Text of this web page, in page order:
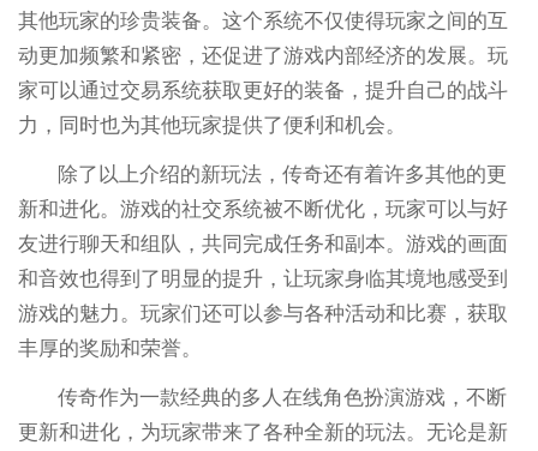
其他玩家的珍贵装备。这个系统不仅使得玩家之间的互
动更加频繁和紧密，还促进了游戏内部经济的发展。玩
家可以通过交易系统获取更好的装备，提升自己的战斗
力，同时也为其他玩家提供了便利和机会。
除了以上介绍的新玩法，传奇还有着许多其他的更
新和进化。游戏的社交系统被不断优化，玩家可以与好
友进行聊天和组队，共同完成任务和副本。游戏的画面
和音效也得到了明显的提升，让玩家身临其境地感受到
游戏的魅力。玩家们还可以参与各种活动和比赛，获取
丰厚的奖励和荣誉。
传奇作为一款经典的多人在线角色扮演游戏，不断
更新和进化，为玩家带来了各种全新的玩法。无论是新